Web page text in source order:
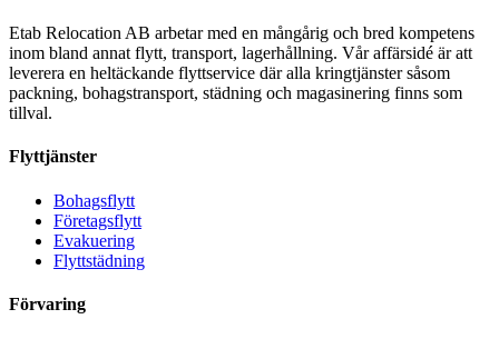
Etab Relocation AB arbetar med en mångårig och bred kompetens
inom bland annat flytt, transport, lagerhållning. Vår affärsidé är att
leverera en heltäckande flyttservice där alla kringtjänster såsom
packning, bohagstransport, städning och magasinering finns som
tillval.
Flyttjänster
Bohagsflytt
Företagsflytt
Evakuering
Flyttstädning
Förvaring